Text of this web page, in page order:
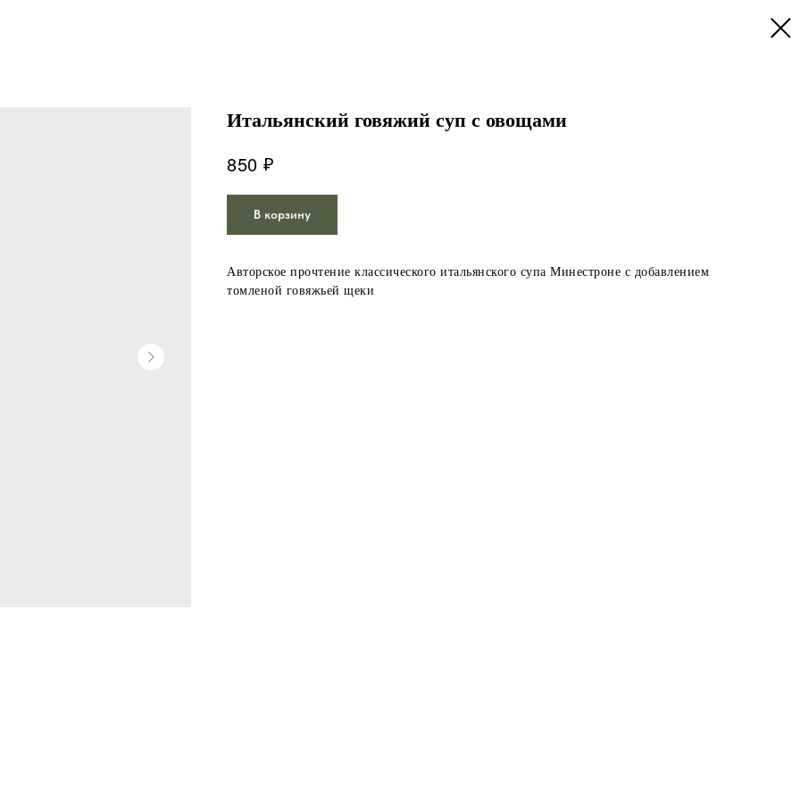
Итальянский говяжий суп с овощами
850 ₽
В корзину
Авторское прочтение классического итальянского супа Минестроне с добавлением
томленой говяжьей щеки